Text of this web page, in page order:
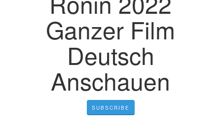
Ganzer Film
Deutsch
Anschauen
SUBSCRIBE